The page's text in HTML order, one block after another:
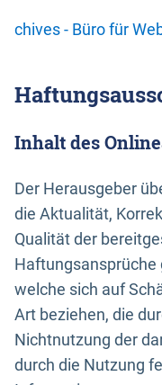
chives - Büro für
Inhalt des
Der Herausgeber
die Aktualität,
Qualität der
Haftungsansprüche
welche sich auf
Art beziehen, die
Nichtnutzung der
durch die Nutzung